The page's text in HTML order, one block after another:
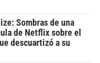
Sombras de una
de Netflix sobre el
descuartizó a su